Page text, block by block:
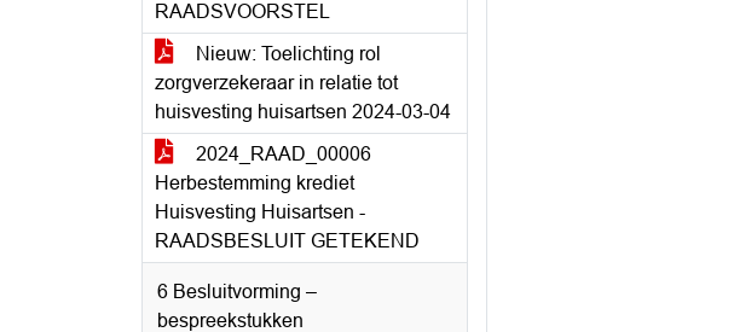
RAADSVOORSTEL
Nieuw: Toelichting rol
zorgverzekeraar in relatie tot
huisvesting huisartsen 2024-03-04
2024_RAAD_00006
Herbestemming krediet
Huisvesting Huisartsen -
RAADSBESLUIT GETEKEND
6 Besluitvorming –
bespreekstukken